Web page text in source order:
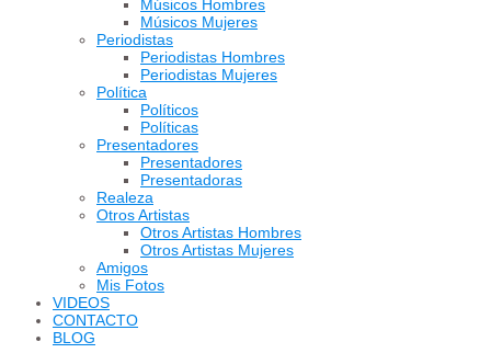
Músicos Hombres
Músicos Mujeres
Periodistas
Periodistas Hombres
Periodistas Mujeres
Política
Políticos
Políticas
Presentadores
Presentadores
Presentadoras
Realeza
Otros Artistas
Otros Artistas Hombres
Otros Artistas Mujeres
Amigos
Mis Fotos
VIDEOS
CONTACTO
BLOG